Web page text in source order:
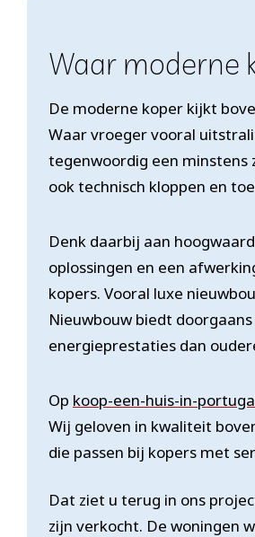
Waar moderne
De moderne koper kijkt
Waar vroeger vooral
tegenwoordig een minstens
ook technisch kloppen en
Denk daarbij aan
oplossingen en een
kopers. Vooral luxe
Nieuwbouw biedt
energieprestaties dan
Op koop-een-huis-in-
Wij geloven in kwaliteit
die passen bij kopers met
Dat ziet u terug in ons
zijn verkocht. De woningen